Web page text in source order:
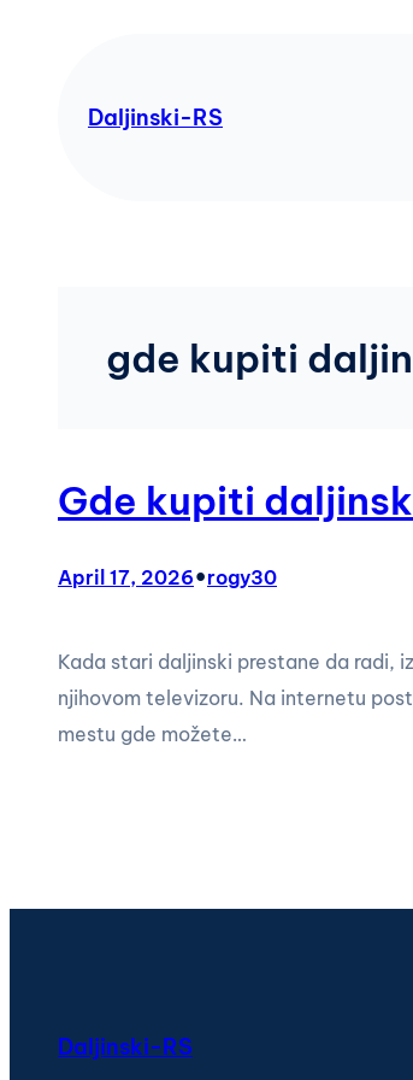
Daljinski-RS
gde kupiti
Gde kupiti
April 17, 2026•rogy30
Kada stari daljinski prestane da radi,
njihovom televizoru. Na internetu
mestu gde možete…
Daljinski-RS